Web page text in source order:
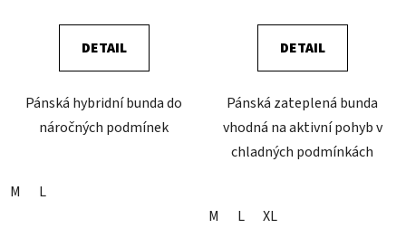
DETAIL
Pánská hybridní bunda do
náročných podmínek
M L
DETAIL
Pánská zateplená bunda
vhodná na aktivní pohyb v
chladných podmínkách
M L XL